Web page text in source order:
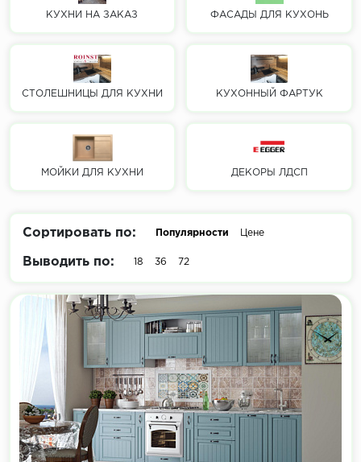
КУХНИ НА ЗАКАЗ ФАСАДЫ ДЛЯ КУХОНЬ
СТОЛЕШНИЦЫ ДЛЯ КУХНИ КУХОННЫЙ ФАРТУК
МОЙКИ ДЛЯ КУХНИ ДЕКОРЫ ЛДСП
Сортировать по: Популярности Цене
Выводить по: 18 36 72